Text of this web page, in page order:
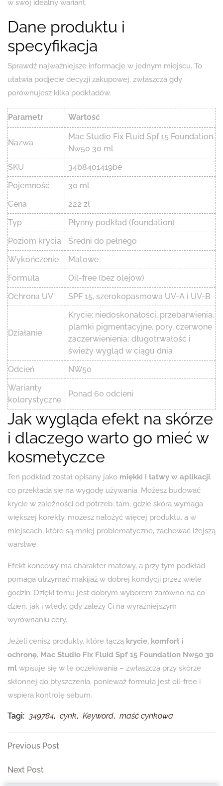
w swój idealny wariant.
Dane produktu i
specyfikacja
Sprawdź najważniejsze informacje w jednym miejscu. To
ułatwia podjęcie decyzji zakupowej, zwłaszcza gdy
porównujesz kilka podkładów.
Parametr Wartość
Nazwa
Mac Studio Fix Fluid Spf 15 Foundation
Nw50 30 ml
SKU
34b8401419be
Pojemność
30 ml
Cena
222 zł
Typ
Płynny podkład (foundation)
Poziom krycia
Średni do pełnego
Wykończenie
Matowe
Formuła
Oil-free (bez olejów)
Ochrona UV
SPF 15, szerokopasmowa UV-A i UV-B
Działanie
Krycie: niedoskonałości, przebarwienia,
plamki pigmentacyjne, pory, czerwone
zaczerwienienia; długotrwałość i
świeży wygląd w ciągu dnia
Odcień
NW50
Warianty
kolorystyczne
Ponad 60 odcieni
Jak wygląda efekt na skórze
i dlaczego warto go mieć w
kosmetyczce
Ten podkład został opisany jako miękki i łatwy w aplikacji,
co przekłada się na wygodę używania. Możesz budować
krycie w zależności od potrzeb: tam, gdzie skóra wymaga
większej korekty, możesz nałożyć więcej produktu, a w
miejscach, które są mniej problematyczne, zachować lżejszą
warstwę.
Efekt końcowy ma charakter matowy, a przy tym podkład
pomaga utrzymać makijaż w dobrej kondycji przez wiele
godzin. Dzięki temu jest dobrym wyborem zarówno na co
dzień, jak i wtedy, gdy zależy Ci na wyraźniejszym
wyrównaniu cery.
Jeżeli cenisz produkty, które łączą krycie, komfort i
ochronę, Mac Studio Fix Fluid Spf 15 Foundation Nw50 30
ml wpisuje się w te oczekiwania – zwłaszcza przy skórze
skłonnej do błyszczenia, ponieważ formuła jest oil-free i
wspiera kontrolę sebum.
Tagi: 349784, cynk, Keyword, maść cynkowa
Nawigacja
wpisu
Previous
Previous Post
Next
Post
Next Post